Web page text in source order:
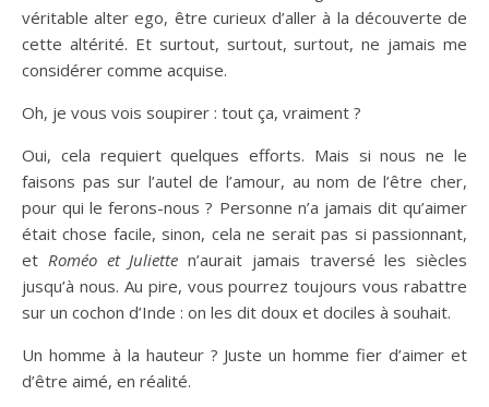
véritable alter ego, être curieux d’aller à la découverte de
cette altérité. Et surtout, surtout, surtout, ne jamais me
considérer comme acquise.
Oh, je vous vois soupirer : tout ça, vraiment ?
Oui, cela requiert quelques efforts. Mais si nous ne le
faisons pas sur l’autel de l’amour, au nom de l’être cher,
pour qui le ferons-nous ? Personne n’a jamais dit qu’aimer
était chose facile, sinon, cela ne serait pas si passionnant,
et Roméo et Juliette n’aurait jamais traversé les siècles
jusqu’à nous. Au pire, vous pourrez toujours vous rabattre
sur un cochon d’Inde : on les dit doux et dociles à souhait.
Un homme à la hauteur ? Juste un homme fier d’aimer et
d’être aimé, en réalité.